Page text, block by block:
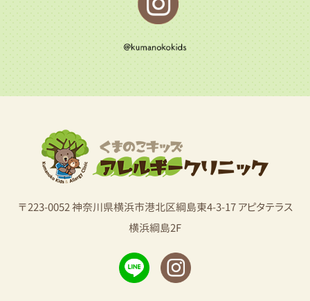
〒223-0052 神奈川県横浜市港北区綱島東4-3-17 アピタテラス
横浜綱島2F